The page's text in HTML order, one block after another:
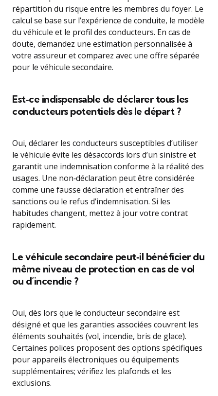
répartition du risque entre les membres du foyer. Le
calcul se base sur l’expérience de conduite, le modèle
du véhicule et le profil des conducteurs. En cas de
doute, demandez une estimation personnalisée à
votre assureur et comparez avec une offre séparée
pour le véhicule secondaire.
Est‑ce indispensable de déclarer tous les
conducteurs potentiels dès le départ ?
Oui, déclarer les conducteurs susceptibles d’utiliser
le véhicule évite les désaccords lors d’un sinistre et
garantit une indemnisation conforme à la réalité des
usages. Une non‑déclaration peut être considérée
comme une fausse déclaration et entraîner des
sanctions ou le refus d’indemnisation. Si les
habitudes changent, mettez à jour votre contrat
rapidement.
Le véhicule secondaire peut‑il bénéficier du
même niveau de protection en cas de vol
ou d’incendie ?
Oui, dès lors que le conducteur secondaire est
désigné et que les garanties associées couvrent les
éléments souhaités (vol, incendie, bris de glace).
Certaines polices proposent des options spécifiques
pour appareils électroniques ou équipements
supplémentaires; vérifiez les plafonds et les
exclusions.